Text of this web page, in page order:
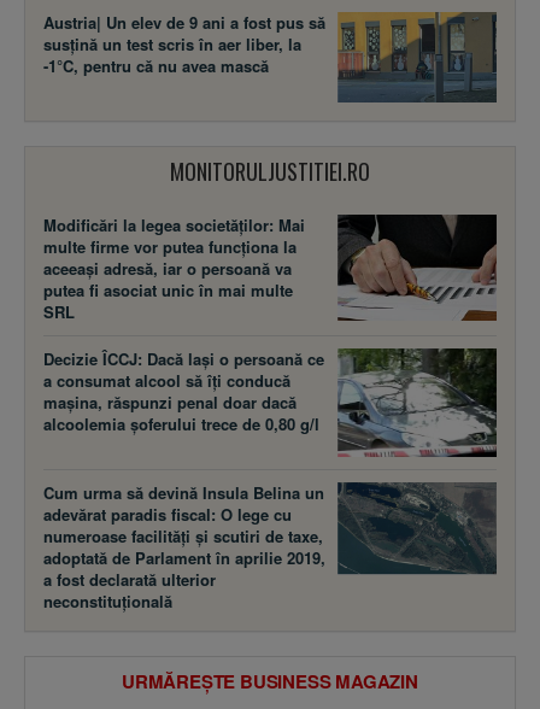
Austria| Un elev de 9 ani a fost pus să
susţină un test scris în aer liber, la
-1°C, pentru că nu avea mască
MONITORULJUSTITIEI.RO
Modificări la legea societăţilor: Mai
multe firme vor putea funcţiona la
aceeaşi adresă, iar o persoană va
putea fi asociat unic în mai multe
SRL
Decizie ÎCCJ: Dacă laşi o persoană ce
a consumat alcool să îţi conducă
maşina, răspunzi penal doar dacă
alcoolemia şoferului trece de 0,80 g/l
Cum urma să devină Insula Belina un
adevărat paradis fiscal: O lege cu
numeroase facilităţi şi scutiri de taxe,
adoptată de Parlament în aprilie 2019,
a fost declarată ulterior
neconstituţională
URMĂREȘTE BUSINESS MAGAZIN